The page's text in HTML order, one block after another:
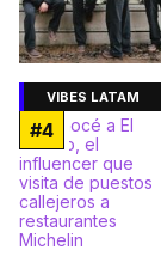
VIBES LATAM
#4